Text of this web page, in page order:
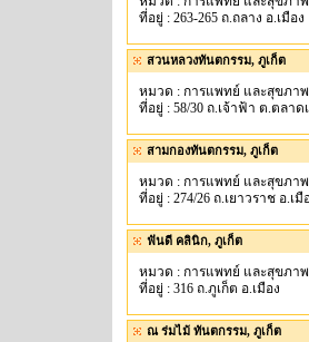
ที่อยู่ : 263-265 ถ.ถลาง อ.เมือง
สวนหลวงทันตกรรม, ภูเก็ต
หมวด : การแพทย์ และสุขภาพ
ที่อยู่ : 58/30 ถ.เจ้าฟ้า ต.ตลาด
สามกองทันตกรรม, ภูเก็ต
หมวด : การแพทย์ และสุขภาพ
ที่อยู่ : 274/26 ถ.เยาวราช อ.เมื
ฟันดี คลินิก, ภูเก็ต
หมวด : การแพทย์ และสุขภาพ
ที่อยู่ : 316 ถ.ภูเก็ต อ.เมือง
ณ ร่มไม้ ทันตกรรม, ภูเก็ต